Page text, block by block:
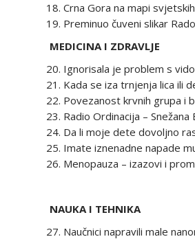
Crna Gora na mapi
Preminuo čuveni slikar
MEDICINA I ZDRAVLJE
Ignorisala je problem s
Kada se iza trnjenja lica ili
Povezanost krvnih grupa i
Radio Ordinacija –
Da li moje dete dovoljno
Imate iznenadne napade
Menopauza – izazovi i
NAUKA I TEHNIKA
Naučnici napravili male